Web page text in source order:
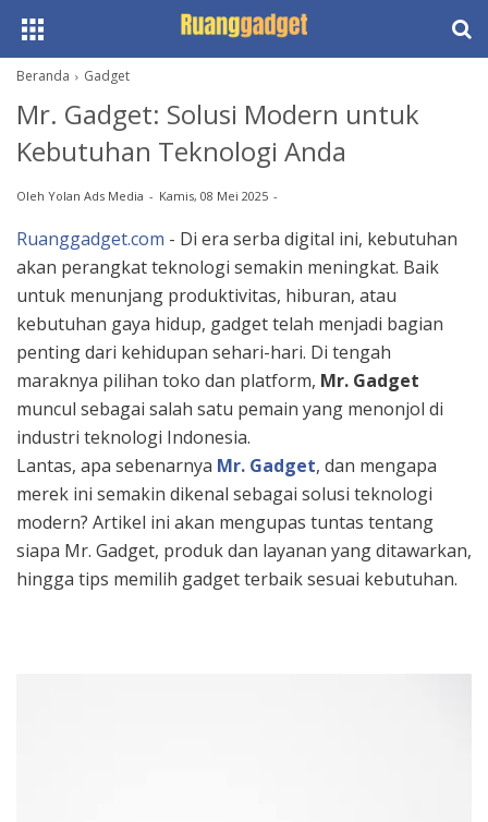
Beranda Gadget
Mr. Gadget: Solusi Modern untuk
Kebutuhan Teknologi Anda
Oleh Yolan Ads Media Kamis, 08 Mei 2025
Ruanggadget.com - Di era serba digital ini, kebutuhan
akan perangkat teknologi semakin meningkat. Baik
untuk menunjang produktivitas, hiburan, atau
kebutuhan gaya hidup, gadget telah menjadi bagian
penting dari kehidupan sehari-hari. Di tengah
maraknya pilihan toko dan platform, Mr. Gadget
muncul sebagai salah satu pemain yang menonjol di
industri teknologi Indonesia.
Lantas, apa sebenarnya Mr. Gadget, dan mengapa
merek ini semakin dikenal sebagai solusi teknologi
modern? Artikel ini akan mengupas tuntas tentang
siapa Mr. Gadget, produk dan layanan yang ditawarkan,
hingga tips memilih gadget terbaik sesuai kebutuhan.